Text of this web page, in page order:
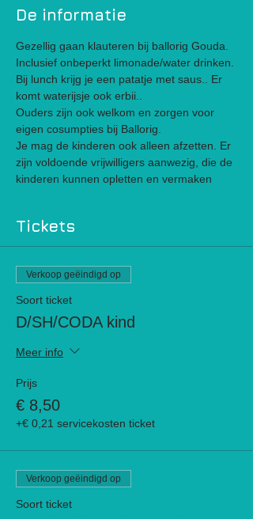
De informatie
Gezellig gaan klauteren bij ballorig Gouda.
Inclusief onbeperkt limonade/water drinken.
Bij lunch krijg je een patatje met saus.. Er
komt waterijsje ook erbii..
Ouders zijn ook welkom en zorgen voor
eigen cosumpties bij Ballorig.
Je mag de kinderen ook alleen afzetten. Er
zijn voldoende vrijwilligers aanwezig, die de
kinderen kunnen opletten en vermaken
Tickets
Verkoop geëindigd op
Soort ticket
D/SH/CODA kind
Meer info
Prijs
€ 8,50
+€ 0,21 servicekosten ticket
Verkoop geëindigd op
Soort ticket